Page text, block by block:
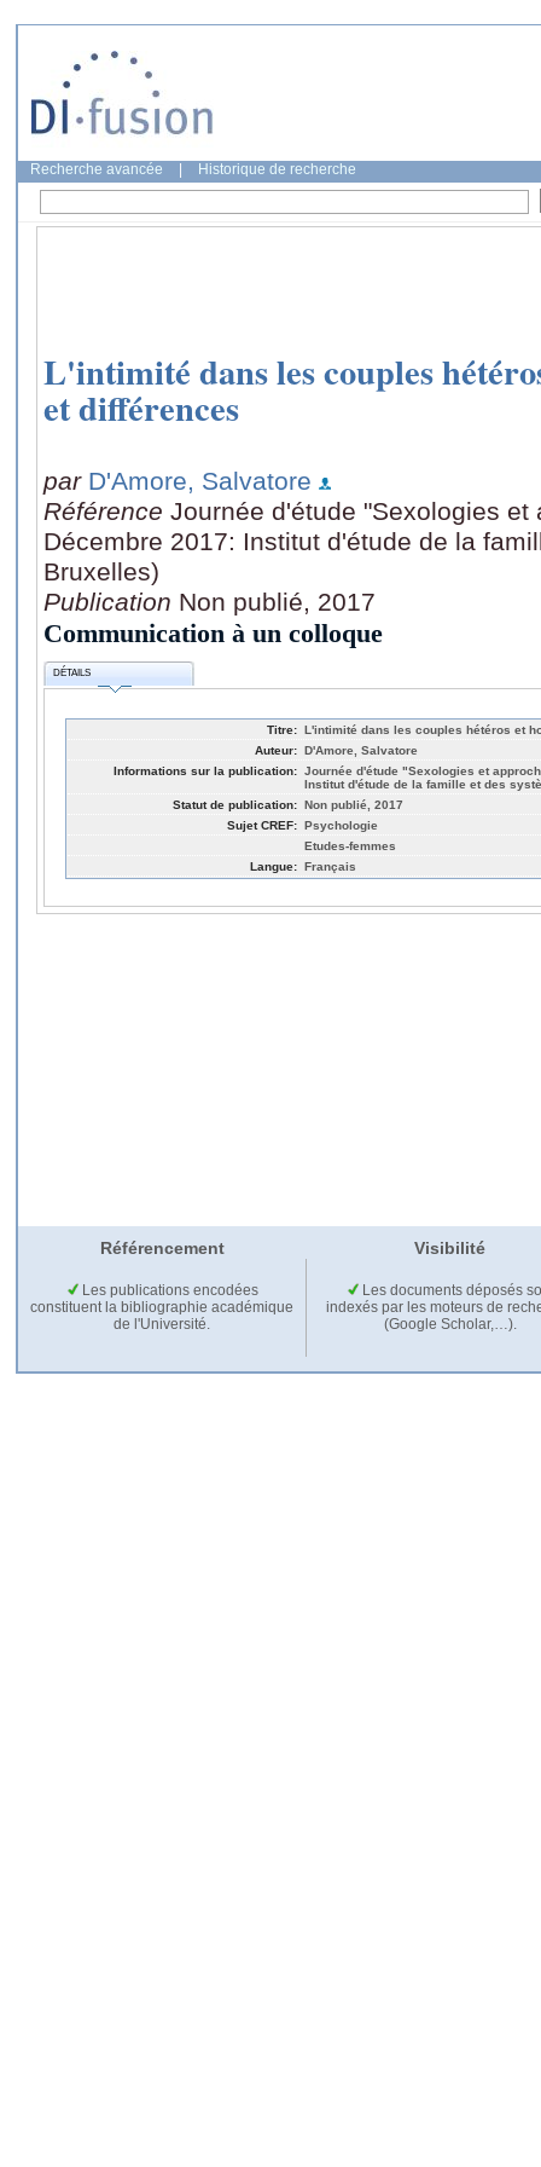
Recherche avancée Historique de recherche
L'intimité dans les couples
et différences
par D'Amore, Salvatore
Référence Journée d'étude "Sexologies et
Décembre 2017: Institut d'étude de la
Bruxelles)
Publication Non publié, 2017
Communication à un colloque
DÉTAILS
Titre: L'intimité dans les couples hétéros et
Auteur: D'Amore, Salvatore
Informations sur la publication: Journée d'étude "Sexologies et
Institut d'étude de la famille et des
Statut de publication: Non publié, 2017
Sujet CREF: Psychologie
Etudes-femmes
Langue: Français
Référencement Visibilité
Les publications encodées
constituent la bibliographie académique
de l'Université.
Les documents déposés
indexés par les moteurs de
(Google Scholar,…).